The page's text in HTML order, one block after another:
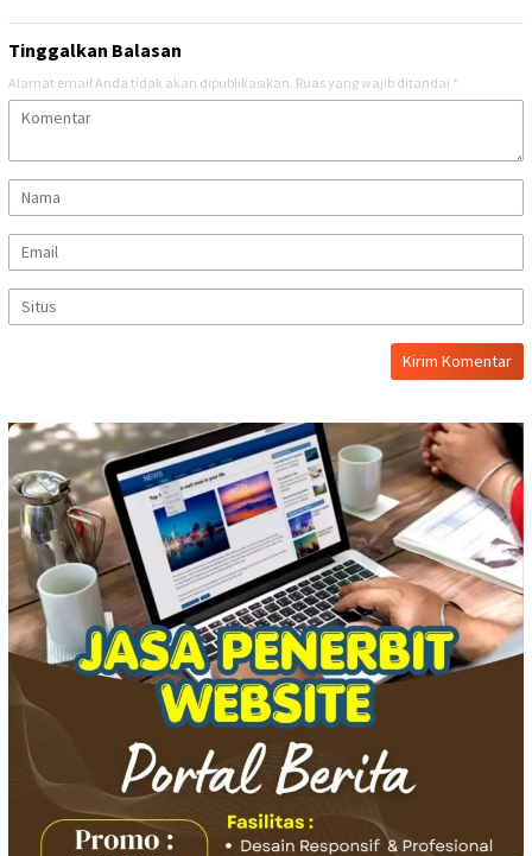
Tinggalkan Balasan
Alamat email Anda tidak akan dipublikasikan. Ruas yang wajib ditandai *